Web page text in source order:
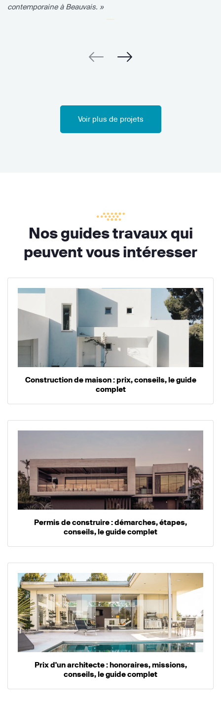
contemporaine à Beauvais. »
Voir plus de projets
Nos guides travaux qui
peuvent vous intéresser
Construction de maison : prix, conseils, le guide
complet
Permis de construire : démarches, étapes,
conseils, le guide complet
Prix d'un architecte : honoraires, missions,
conseils, le guide complet